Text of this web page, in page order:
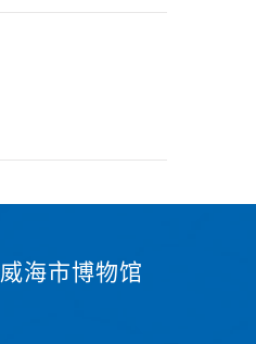
威海市博物馆